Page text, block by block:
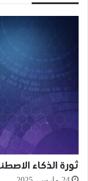
ثورة الذكاء